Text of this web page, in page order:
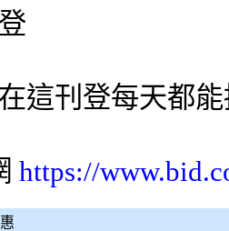
這刊登每天都
https://